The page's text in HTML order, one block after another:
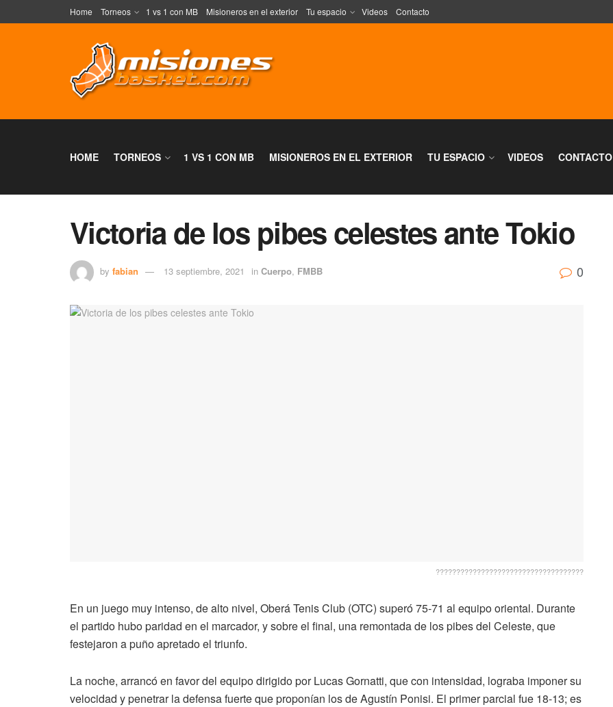
Home Torneos 1 vs 1 con MB Misioneros en el exterior Tu espacio Videos Contacto
HOME TORNEOS 1 VS 1 CON MB MISIONEROS EN EL EXTERIOR TU ESPACIO VIDEOS CONTACTO
Victoria de los pibes celestes ante Tokio
by fabian 13 septiembre, 2021 in Cuerpo, FMBB 0
????????????????????????????????????
En un juego muy intenso, de alto nivel, Oberá Tenis Club (OTC) superó 75-71 al equipo oriental. Durante
el partido hubo paridad en el marcador, y sobre el final, una remontada de los pibes del Celeste, que
festejaron a puño apretado el triunfo.
La noche, arrancó en favor del equipo dirigido por Lucas Gornatti, que con intensidad, lograba imponer su
velocidad y penetrar la defensa fuerte que proponían los de Agustín Ponisi. El primer parcial fue 18-13; es